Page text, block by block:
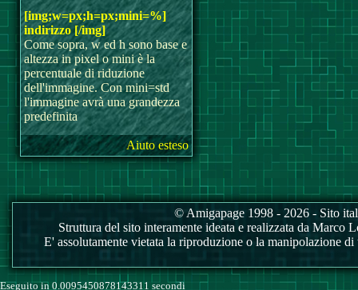
[img;w=px;h=px;mini=%]
indirizzo [/img]
Come sopra, w ed h sono base e
altezza in pixel o mini è la
percentuale di riduzione
dell'immagine. Con mini=std
l'immagine avrà una grandezza
predefinita
Aiuto esteso
© Amigapage 1998 - 2026 - Sito
Struttura del sito interamente ideata e realizzata da
E' assolutamente vietata la riproduzione o la manipolazione
Eseguito in 0.0095450878143311 secondi